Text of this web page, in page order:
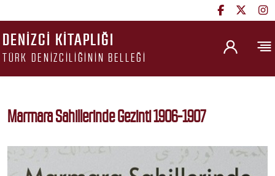
DENIZCI KITAPLIĞI
TÜRK DENIZCILIĞININ BELLEĞI
Marmara Sahillerinde Gezinti 1906-1907